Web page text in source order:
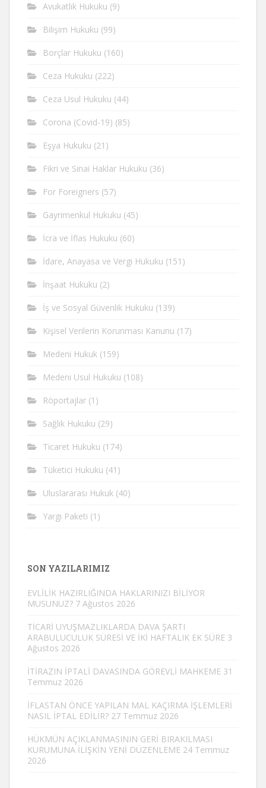
Avukatlık Hukuku (9)
Bilişim Hukuku (99)
Borçlar Hukuku (160)
Ceza Hukuku (222)
Ceza Usul Hukuku (44)
Corona (Covid-19) (85)
Eşya Hukuku (21)
Fikri ve Sinai Haklar Hukuku (36)
For Foreigners (57)
Gayrimenkul Hukuku (45)
İcra ve İflas Hukuku (60)
İdare, Anayasa ve Vergi Hukuku (151)
İnşaat Hukuku (2)
İş ve Sosyal Güvenlik Hukuku (139)
Kişisel Verilerin Korunması Kanunu (17)
Medeni Hukuk (159)
Medeni Usul Hukuku (108)
Röportajlar (1)
Sağlık Hukuku (29)
Ticaret Hukuku (174)
Tüketici Hukuku (41)
Uluslararası Hukuk (40)
Yargı Paketi (1)
SON YAZILARIMIZ
EVLİLİK HAZIRLIĞINDA HAKLARINIZI BİLİYOR
MUSUNUZ? 7 Ağustos 2026
TİCARİ UYUŞMAZLIKLARDA DAVA ŞARTI
ARABULUCULUK SÜRESİ VE İKİ HAFTALIK EK SÜRE 3
Ağustos 2026
İTİRAZIN İPTALİ DAVASINDA GÖREVLİ MAHKEME 31
Temmuz 2026
İFLASTAN ÖNCE YAPILAN MAL KAÇIRMA İŞLEMLERİ
NASIL İPTAL EDİLİR? 27 Temmuz 2026
HÜKMÜN AÇIKLANMASININ GERİ BIRAKILMASI
KURUMUNA İLİŞKİN YENİ DÜZENLEME 24 Temmuz
2026